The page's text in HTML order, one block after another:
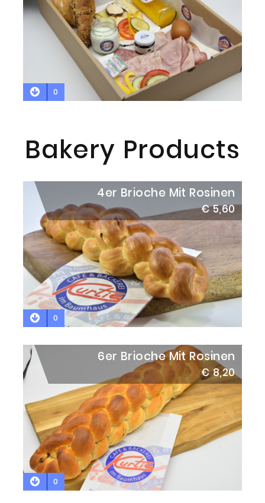
0
Bakery Products
4er Brioche Mit Rosinen
€ 5,60
0
6er Brioche Mit Rosinen
€ 8,20
0